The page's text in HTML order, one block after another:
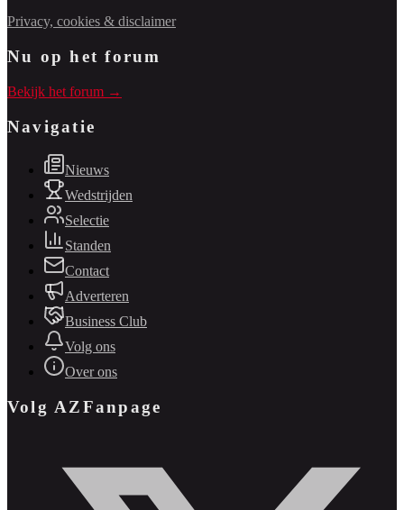
Privacy, cookies & disclaimer
Nu op het forum
Bekijk het forum →
Navigatie
Nieuws
Wedstrijden
Selectie
Standen
Contact
Adverteren
Business Club
Volg ons
Over ons
Volg AZFanpage